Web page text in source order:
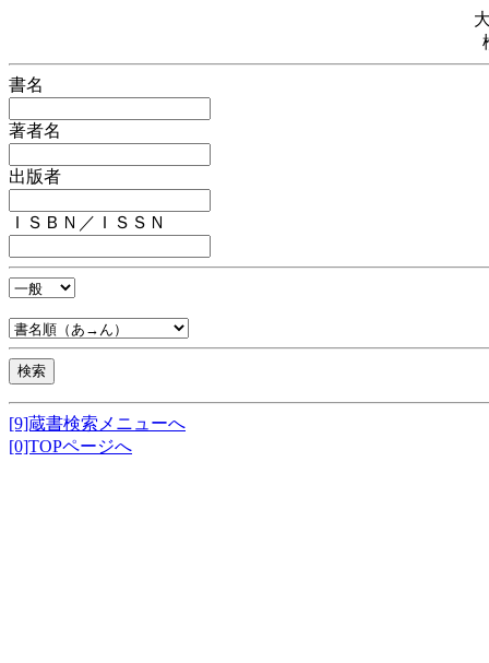
書名
著者名
出版者
ＩＳＢＮ／ＩＳＳＮ
[9]蔵書検索メニューへ
[0]TOPページへ